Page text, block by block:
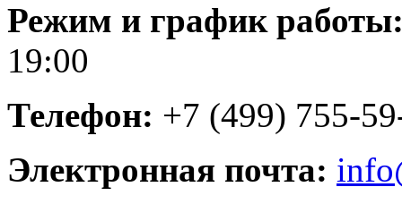
Режим и график
19:00
Телефон: +7 (499) 755-
Электронная почта: